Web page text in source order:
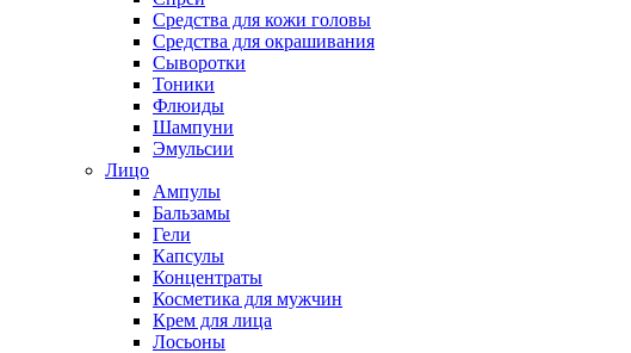
Средства для кожи головы
Средства для окрашивания
Сыворотки
Тоники
Флюиды
Шампуни
Эмульсии
Лицо
Ампулы
Бальзамы
Гели
Капсулы
Концентраты
Косметика для мужчин
Крем для лица
Лосьоны